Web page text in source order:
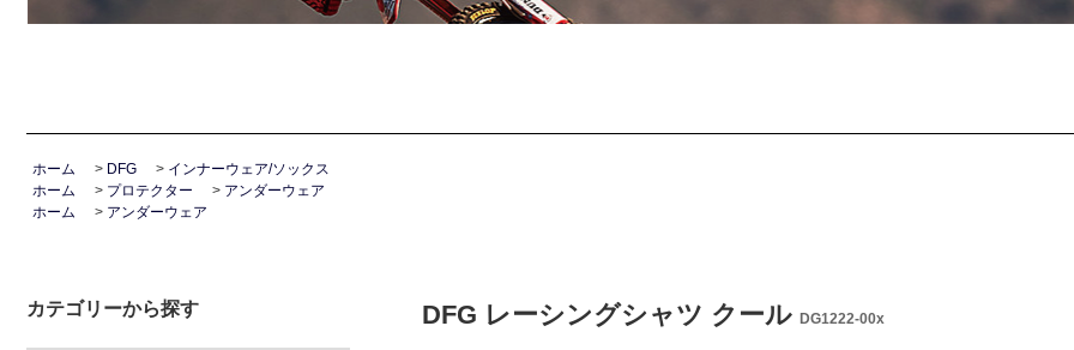
ホーム > DFG > インナーウェア/ソックス
ホーム
> プロテクター > アンダーウェア
ホーム
> アンダーウェア
カテゴリーから探す DFG レーシングシャツ クール DG1222-00x